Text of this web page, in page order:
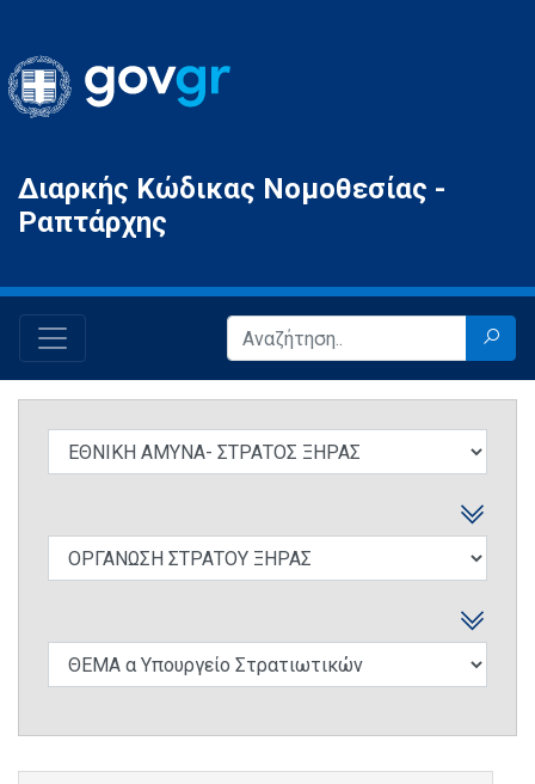
Gov.gr
Διαρκής Κώδικας Νομοθεσίας -
Ραπτάρχης